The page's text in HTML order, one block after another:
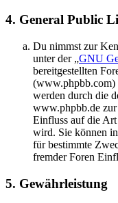
4. General Public
Du nimmst zur
unter der „GNU
bereitgestellten
(www.phpbb.com)
werden durch die
www.phpbb.de
Einfluss auf die
wird. Sie können
für bestimmte
fremder Foren
5. Gewährleistung